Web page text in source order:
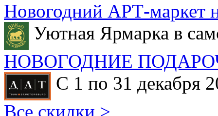
Новогодний АРТ-маркет
Уютная Ярмарка в
НОВОГОДНИЕ
С 1 по 31 декабря
Все скидки >